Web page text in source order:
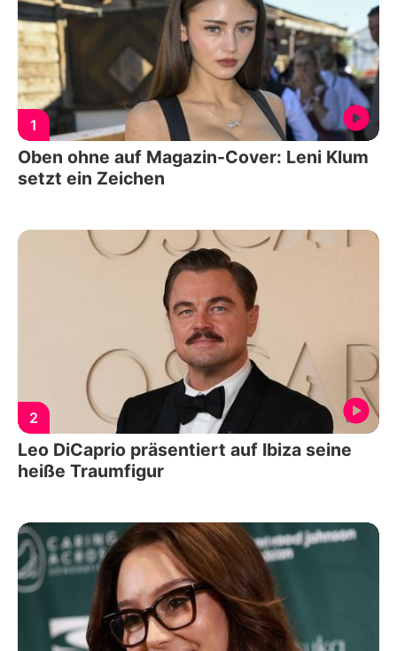
1
Oben ohne auf Magazin-Cover: Leni Klum
setzt ein Zeichen
2
Leo DiCaprio präsentiert auf Ibiza seine
heiße Traumfigur